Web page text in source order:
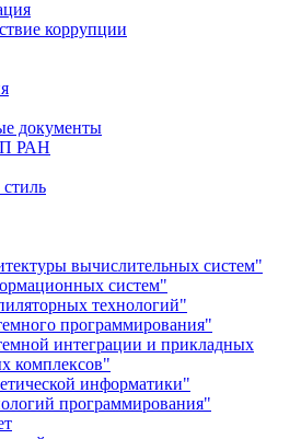
коррупции
документы
РАН
вычислительных систем"
систем"
технологий"
программирования"
интеграции и прикладных
комплексов"
информатики"
программирования"